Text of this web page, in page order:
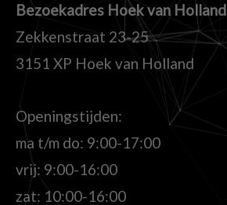
Bezoekadres Hoek van Holland
Zekkenstraat 23-25
3151 XP Hoek van Holland
Openingstijden:
ma t/m do: 9:00-17:00
vrij: 9:00-16:00
zat: 10:00-16:00